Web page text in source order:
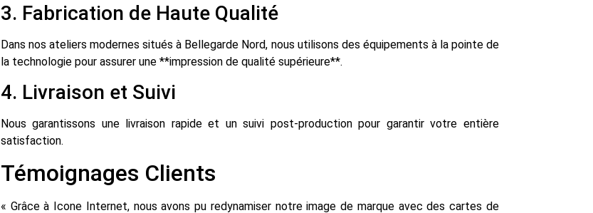
3. Fabrication de Haute Qualité
Dans nos ateliers modernes situés à Bellegarde Nord, nous utilisons des équipements à la pointe de
la technologie pour assurer une **impression de qualité supérieure**.
4. Livraison et Suivi
Nous garantissons une livraison rapide et un suivi post-production pour garantir votre entière
satisfaction.
Témoignages Clients
« Grâce à Icone Internet, nous avons pu redynamiser notre image de marque avec des cartes de